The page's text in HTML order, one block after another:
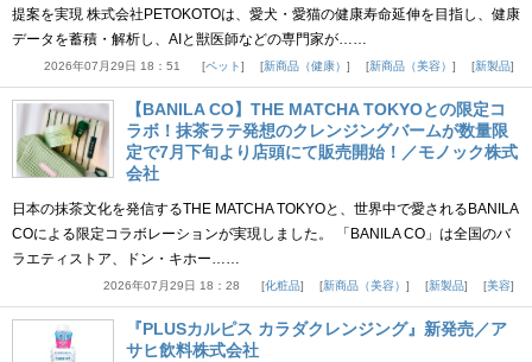
提案を実現 株式会社PETOKOTOは、愛犬・愛猫の健康寿命延伸を目指し、健康
データを蓄積・解析し、AIと獣医師などの専門家が……
2026年07月29日 18：51 ペット 新商品（健康） 新商品（美容） 新製品
【BANILA CO】THE MATCHA TOKYOとの限定コ
ラボ！抹茶ラテ発想のクレンジングバームが数量限
定で7月下旬より店頭にて販売開始！／モノック株式
会社
日本の抹茶文化を発信するTHE MATCHA TOKYOと、世界中で愛されるBANILA
COによる限定コラボレーションが実現しました。 「BANILA CO」は全国のバ
ラエティストア、ドン・キホー……
2026年07月29日 18：28 化粧品 新商品（美容） 新製品 美容
『PLUSカルピス カラダクレンジング』新発売／ア
サヒ飲料株式会社